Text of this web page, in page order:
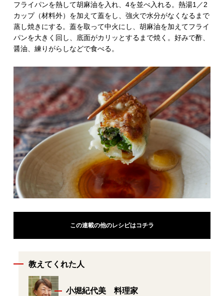
フライパンを熱して胡麻油を入れ、4を並べ入れる。熱湯1／2
カップ（材料外）を加えて蓋をし、強火で水分がなくなるまで
蒸し焼きにする。蓋を取って中火にし、胡麻油を加えてフライ
パンを大きく回し、底面がカリッとするまで焼く。好みで酢、
醤油、練りがらしなどで食べる。
この連載の他のレシピはコチラ
教えてくれた人
小堀紀代美 料理家